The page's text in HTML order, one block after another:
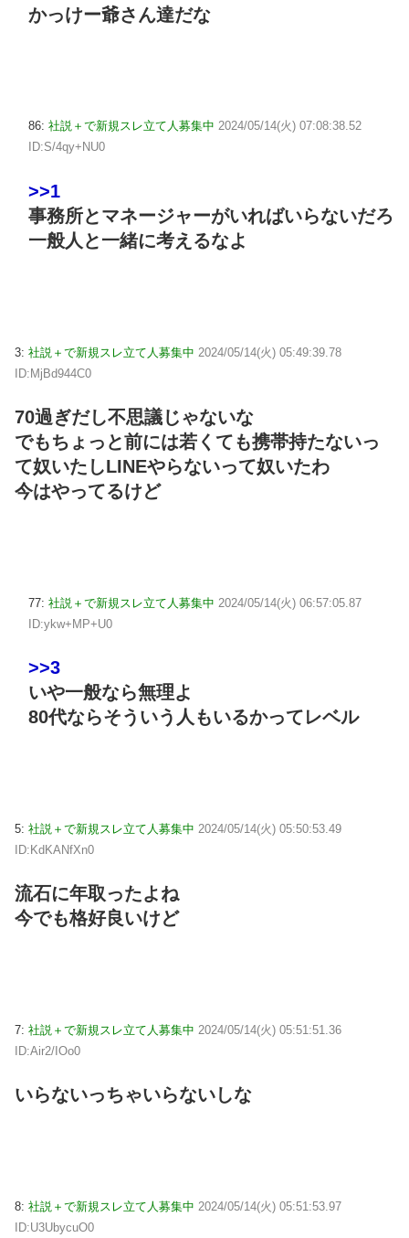
かっけー爺さん達だな
86: 社説＋で新規スレ立て人募集中 2024/05/14(火) 07:08:38.52
ID:S/4qy+NU0
>>1
事務所とマネージャーがいればいらないだろ
一般人と一緒に考えるなよ
3: 社説＋で新規スレ立て人募集中 2024/05/14(火) 05:49:39.78
ID:MjBd944C0
70過ぎだし不思議じゃないな
でもちょっと前には若くても携帯持たないっ
て奴いたしLINEやらないって奴いたわ
今はやってるけど
77: 社説＋で新規スレ立て人募集中 2024/05/14(火) 06:57:05.87
ID:ykw+MP+U0
>>3
いや一般なら無理よ
80代ならそういう人もいるかってレベル
5: 社説＋で新規スレ立て人募集中 2024/05/14(火) 05:50:53.49
ID:KdKANfXn0
流石に年取ったよね
今でも格好良いけど
7: 社説＋で新規スレ立て人募集中 2024/05/14(火) 05:51:51.36
ID:Air2/IOo0
いらないっちゃいらないしな
8: 社説＋で新規スレ立て人募集中 2024/05/14(火) 05:51:53.97
ID:U3UbycuO0